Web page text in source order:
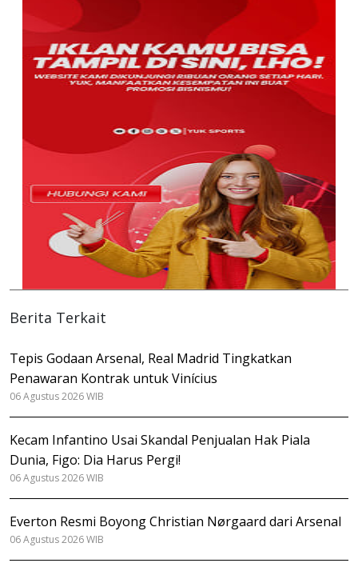
Berita Terkait
Tepis Godaan Arsenal, Real Madrid Tingkatkan
Penawaran Kontrak untuk Vinícius
06 Agustus 2026 WIB
Kecam Infantino Usai Skandal Penjualan Hak Piala
Dunia, Figo: Dia Harus Pergi!
06 Agustus 2026 WIB
Everton Resmi Boyong Christian Nørgaard dari Arsenal
06 Agustus 2026 WIB